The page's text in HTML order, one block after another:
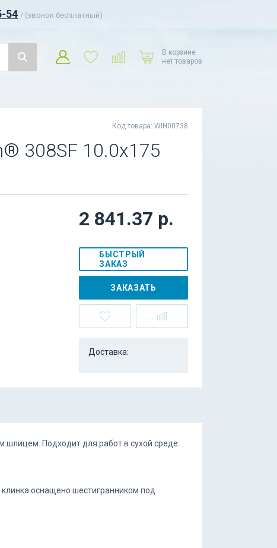
54 / (звонок бесплатный)
В корзине
нет товаров
Код товара: WIH00738
308SF 10.0x175
2 841.37 р.
БЫСТРЫЙ
ЗАКАЗ
ЗАКАЗАТЬ
Доставка:
Подходит для работ в сухой среде.
оснащено шестигранником под